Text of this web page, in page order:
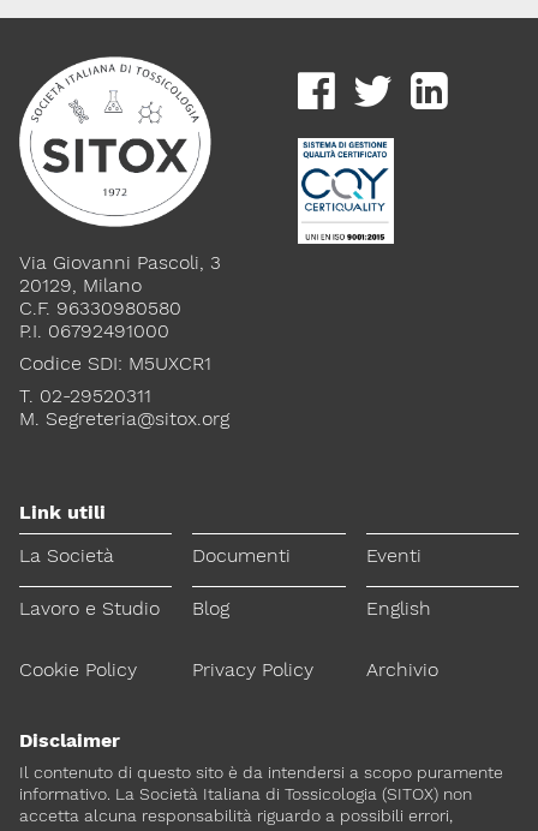
Via Giovanni Pascoli, 3
20129, Milano
C.F. 96330980580
P.I. 06792491000
Codice SDI: M5UXCR1
T. 02-29520311
M. Segreteria@sitox.org
Link utili
La Società
Documenti Eventi
Lavoro e Studio Blog English
Cookie Policy Privacy Policy Archivio
Disclaimer
Il contenuto di questo sito è da intendersi a scopo puramente
informativo. La Società Italiana di Tossicologia (SITOX) non
accetta alcuna responsabilità riguardo a possibili errori,